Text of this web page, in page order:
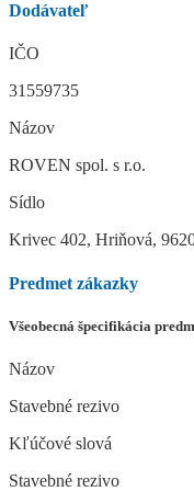
Dodávateľ
IČO
31559735
Názov
ROVEN spol. s r.o.
Sídlo
Krivec 402, Hriňová,
Predmet zákazky
Všeobecná špecifikácia
Názov
Stavebné rezivo
Kľúčové slová
Stavebné rezivo